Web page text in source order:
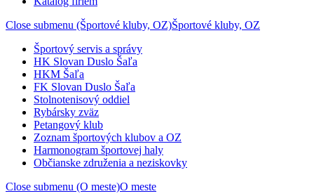
Close submenu (Športové kluby, OZ)Športové kluby, OZ
Športový servis a správy
HK Slovan Duslo Šaľa
HKM Šaľa
FK Slovan Duslo Šaľa
Stolnotenisový oddiel
Rybársky zväz
Petangový klub
Zoznam športových klubov a OZ
Harmonogram športovej haly
Občianske združenia a neziskovky
Close submenu (O meste)O meste